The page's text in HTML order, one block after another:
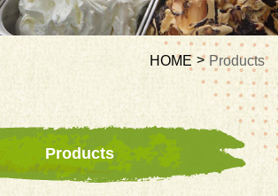
HOME Products
Products